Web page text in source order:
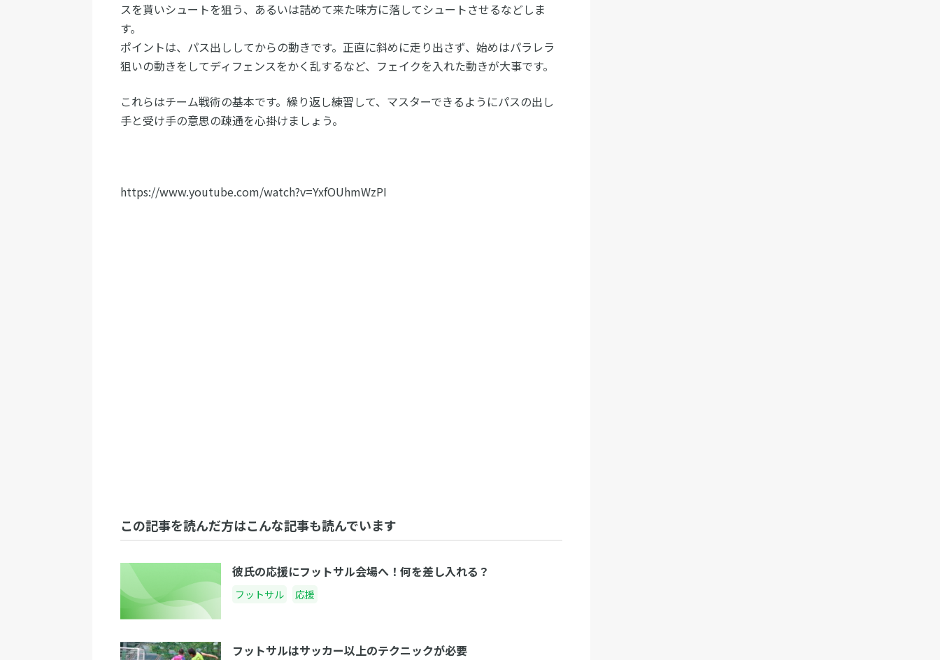
スを貰いシュートを狙う、あるいは詰めて来た味方に落してシュートさせるなどしま
す。
ポイントは、パス出ししてからの動きです。正直に斜めに走り出さず、始めはパラレラ
狙いの動きをしてディフェンスをかく乱するなど、フェイクを入れた動きが大事です。
これらはチーム戦術の基本です。繰り返し練習して、マスターできるようにパスの出し
手と受け手の意思の疎通を心掛けましょう。
https://www.youtube.com/watch?v=YxfOUhmWzPI
この記事を読んだ方はこんな記事も読んでいます
彼氏の応援にフットサル会場へ！何を差し入れる？
フットサル 応援
フットサルはサッカー以上のテクニックが必要